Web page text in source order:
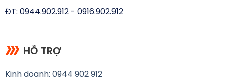
ĐT: 0944.902.912 - 0916.902.912
HỖ TRỢ
Kinh doanh: 0944 902 912